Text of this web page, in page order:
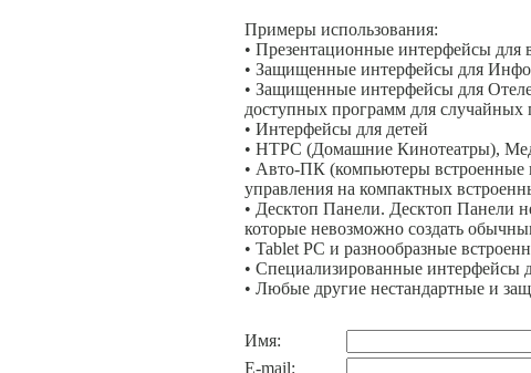
Примеры использования:
• Презентационные интерфейсы для
• Защищенные интерфейсы для
• Защищенные интерфейсы для
доступных программ для случайных
• Интерфейсы для детей
• HTPC (Домашние Кинотеатры),
• Авто-ПК (компьютеры встроенные
управления на компактных
• Десктоп Панели. Десктоп Панели
которые невозможно создать
• Tablet PC и разнообразные
• Специализированные интерфейсы
• Любые другие нестандартные и
Имя:
E-mail: